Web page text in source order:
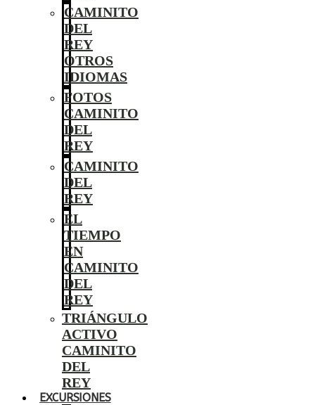
CAMINITO
DEL
REY
OTROS
IDIOMAS
FOTOS
CAMINITO
DEL
REY
CAMINITO
DEL
REY
EL
TIEMPO
EN
CAMINITO
DEL
REY
TRIÁNGULO
ACTIVO
CAMINITO
DEL
REY
EXCURSIONES